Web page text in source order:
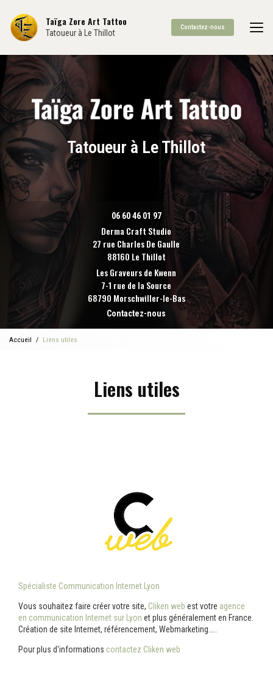
contenu
principal
Taïga Zore Art Tattoo
Tatoueur à Le Thillot
Contactez-nous
Tatoueur à Le Thillot
06 60 46 01 97
Derma Craft Studio
27 rue Charles De Gaulle
88160 Le Thillot
Les Graveurs de Kwenn
7-1 rue de la Source
68790 Morschwiller-le-Bas
Contactez-nous
Accueil Liens utiles
Liens utiles
Spécialiste Communication Internet Lyon
Vous souhaitez faire créer votre site, Cliken web est votre agence
en communication Internet sur Lyon et plus généralement en France.
Création de site Internet, référencement, Webmarketing…..
Pour plus d'informations contactez Cliken web